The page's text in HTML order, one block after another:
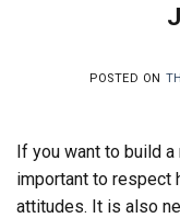
POSTED ON
If you want to build a
important to respect
attitudes. It is also